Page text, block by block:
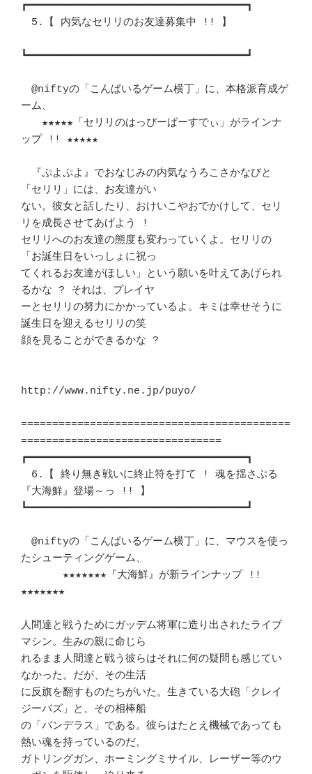
┏━━━━━━━━━━━━━━━━━━━━━━━━━━━━━━━━━━━┓
5.【 内気なセリリのお友達募集中 !! 】
┗━━━━━━━━━━━━━━━━━━━━━━━━━━━━━━━━━━━┛
@niftyの「こんぱいるゲーム横丁」に、本格派育成ゲ
ーム、
★★★★★「セリリのはっぴーばーすでぃ」がラインナ
ップ !! ★★★★★
『ぷよぷよ』でおなじみの内気なうろこさかなびと
「セリリ」には、お友達がい
ない。彼女と話したり、おけいこやおでかけして、セリ
リを成長させてあげよう !
セリリへのお友達の態度も変わっていくよ。セリリの
「お誕生日をいっしょに祝っ
てくれるお友達がほしい」という願いを叶えてあげられ
るかな ? それは、プレイヤ
ーとセリリの努力にかかっているよ。キミは幸せそうに
誕生日を迎えるセリリの笑
顔を見ることができるかな ?
http://www.nifty.ne.jp/puyo/
===========================================
================================
┏━━━━━━━━━━━━━━━━━━━━━━━━━━━━━━━━━━━┓
6.【 終り無き戦いに終止符を打て ! 魂を揺さぶる
『大海鮮』登場～っ !! 】
┗━━━━━━━━━━━━━━━━━━━━━━━━━━━━━━━━━━━┛
@niftyの「こんぱいるゲーム横丁」に、マウスを使っ
たシューティングゲーム、
★★★★★★★『大海鮮』が新ラインナップ !!
★★★★★★★
人間達と戦うためにガッデム将軍に造り出されたライブ
マシン。生みの親に命じら
れるまま人間達と戦う彼らはそれに何の疑問も感じてい
なかった。だが、その生活
に反旗を翻すものたちがいた。生きている大砲「クレイ
ジーバズ」と、その相棒船
の「バンデラス」である。彼らはたとえ機械であっても
熱い魂を持っているのだ。
ガトリングガン、ホーミングミサイル、レーザー等のウ